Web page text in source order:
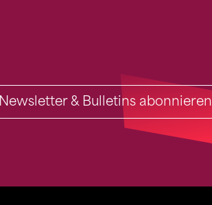
Newsletter & Bulletins abonnieren